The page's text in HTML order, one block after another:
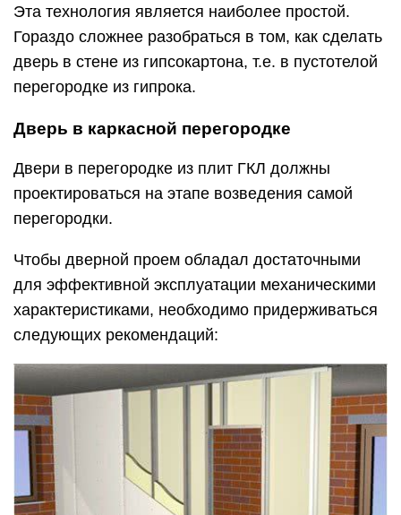
Эта технология является наиболее простой.
Гораздо сложнее разобраться в том, как сделать
дверь в стене из гипсокартона, т.е. в пустотелой
перегородке из гипрока.
Дверь в каркасной перегородке
Двери в перегородке из плит ГКЛ должны
проектироваться на этапе возведения самой
перегородки.
Чтобы дверной проем обладал достаточными
для эффективной эксплуатации механическими
характеристиками, необходимо придерживаться
следующих рекомендаций: